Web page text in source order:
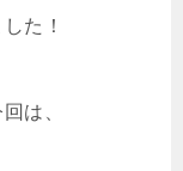
た！
は、